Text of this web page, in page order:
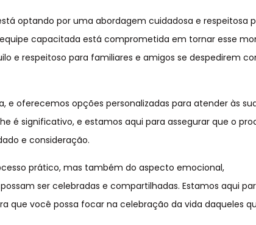
optando por uma abordagem cuidadosa e respeitosa
capacitada está comprometida em tornar esse
e respeitoso para familiares e amigos se despedirem
e oferecemos opções personalizadas para atender às
é significativo, e estamos aqui para assegurar que o
e consideração.
prático, mas também do aspecto emocional,
ser celebradas e compartilhadas. Estamos aqui
que você possa focar na celebração da vida daqueles